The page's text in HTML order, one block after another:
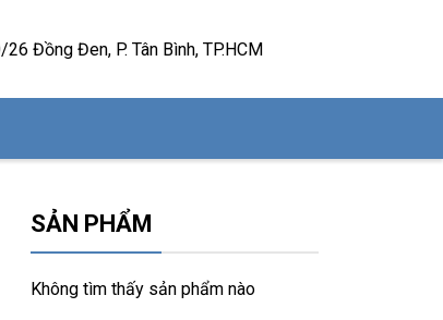
Đồng Đen, P. Tân Bình, TP.HCM
SẢN PHẨM
Không tìm thấy sản phẩm nào